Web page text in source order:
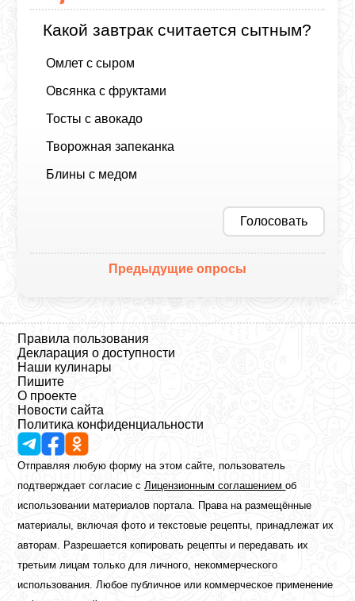
Какой завтрак считается сытным?
Омлет с сыром
Овсянка с фруктами
Тосты с авокадо
Творожная запеканка
Блины с медом
Голосовать
Предыдущие опросы
Правила пользования
Декларация о доступности
Наши кулинары
Пишите
О проекте
Новости сайта
Политика конфиденциальности
Отправляя любую форму на этом сайте, пользователь
подтверждает согласие сЛицензионным соглашениемоб
использовании материалов портала. Права на размещённые
материалы, включая фото и текстовые рецепты, принадлежат их
авторам. Разрешается копировать рецепты и передавать их
третьим лицам только для личного, некоммерческого
использования. Любое публичное или коммерческое применение